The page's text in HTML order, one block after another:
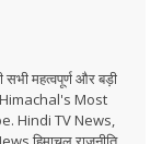
महत्वपूर्ण और बड़ी
Most
Hindi TV News,